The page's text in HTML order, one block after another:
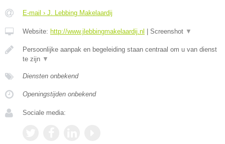
E-mail › J. Lebbing Makelaardij
Website: http://www.jlebbingmakelaardij.nl Screenshot ▼
Persoonlijke aanpak en begeleiding staan centraal om u van dienst
te zijn ▼
Diensten onbekend
Openingstijden onbekend
Sociale media: